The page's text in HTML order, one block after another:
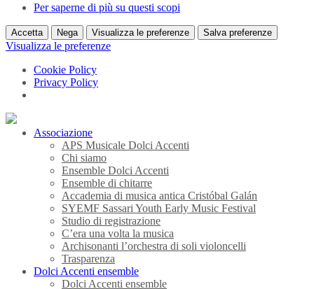
Per saperne di più su questi scopi
Accetta Nega Visualizza le preferenze Salva preferenze
Visualizza le preferenze
Cookie Policy
Privacy Policy
Associazione
APS Musicale Dolci Accenti
Chi siamo
Ensemble Dolci Accenti
Ensemble di chitarre
Accademia di musica antica Cristóbal Galán
SYEMF Sassari Youth Early Music Festival
Studio di registrazione
C’era una volta la musica
Archisonanti l’orchestra di soli violoncelli
Trasparenza
Dolci Accenti ensemble
Dolci Accenti ensemble